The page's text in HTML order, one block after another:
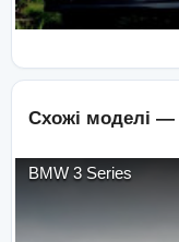
Схожі моделі —
BMW 3 Series